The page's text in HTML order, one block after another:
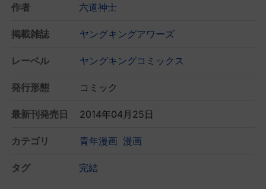
作者 六道神士
掲載雑誌 ヤングキングアワーズ
レーベル ヤングキングコミックス
発行形態 コミック
最新刊発売日 2014年04月25日
カテゴリ 青年漫画 漫画
タグ 完結